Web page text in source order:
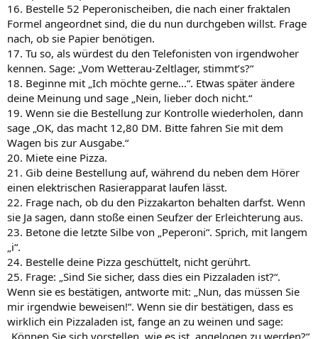
16. Bestelle 52 Peperonischeiben, die nach einer fraktalen
Formel angeordnet sind, die du nun durchgeben willst. Frage
nach, ob sie Papier benötigen.
17. Tu so, als würdest du den Telefonisten von irgendwoher
kennen. Sage: „Vom Wetterau-Zeltlager, stimmt’s?“
18. Beginne mit „Ich möchte gerne...“. Etwas später ändere
deine Meinung und sage „Nein, lieber doch nicht.“
19. Wenn sie die Bestellung zur Kontrolle wiederholen, dann
sage „OK, das macht 12,80 DM. Bitte fahren Sie mit dem
Wagen bis zur Ausgabe.“
20. Miete eine Pizza.
21. Gib deine Bestellung auf, während du neben dem Hörer
einen elektrischen Rasierapparat laufen lässt.
22. Frage nach, ob du den Pizzakarton behalten darfst. Wenn
sie Ja sagen, dann stoße einen Seufzer der Erleichterung aus.
23. Betone die letzte Silbe von „Peperoni“. Sprich, mit langem
„i“.
24. Bestelle deine Pizza geschüttelt, nicht gerührt.
25. Frage: „Sind Sie sicher, dass dies ein Pizzaladen ist?“.
Wenn sie es bestätigen, antworte mit: „Nun, das müssen Sie
mir irgendwie beweisen!“. Wenn sie dir bestätigen, dass es
wirklich ein Pizzaladen ist, fange an zu weinen und sage:
„Können Sie sich vorstellen, wie es ist, angelogen zu werden?“